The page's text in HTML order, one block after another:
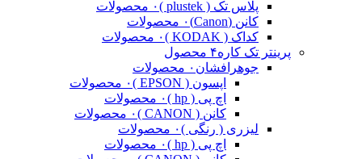
پلاس تک ( plustek )
۰ محصولات
کانن (Canon)
۰ محصولات
کداک ( KODAK )
۰ محصولات
پرینتر تک کاره۴ محصول
جوهرافشان ۰ محصولات
اپسون ( EPSON )
۰ محصولات
اچ پی ( hp )
۰ محصولات
کانن ( CANON )
۰ محصولات
لیزری ( رنگی )۰ محصولات
اچ پی ( hp )
۰ محصولات